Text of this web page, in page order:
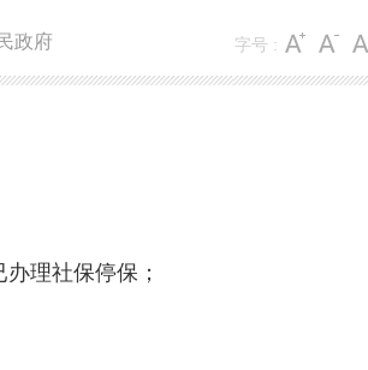
字号 :
政府
理社保停保；